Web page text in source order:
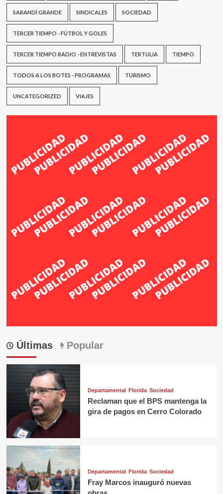
SARANDÍ GRANDE SINDICALES SOCIEDAD
TERCER TIEMPO - FÚTBOL Y GOLES
TERCER TIEMPO RADIO - ENTREVISTAS TERTULIA TIEMPO
TODOS A LOS BOTES - PROGRAMAS TURISMO
UNCATEGORIZED VIAJES
Últimas Popular
Departamental Florida Sociedad
Reclaman que el BPS mantenga la
gira de pagos en Cerro Colorado
Departamental Florida Sociedad
Fray Marcos inauguró nuevas